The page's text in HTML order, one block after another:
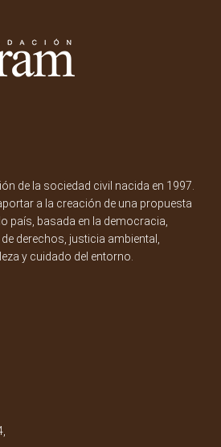
de la sociedad civil nacida en 1997.
a la creación de una propuesta
país, basada en la democracia,
derechos, justicia ambiental,
y cuidado del entorno.